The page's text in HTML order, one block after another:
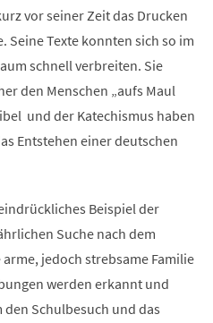
vor seiner Zeit das Drucken
Texte konnten sich so im
schnell verbreiten. Sie
den Menschen „aufs Maul
und der Katechismus haben
Entstehen einer deutschen
Beispiel der
Suche nach dem
jedoch strebsame Familie
werden erkannt und
Schulbesuch und das